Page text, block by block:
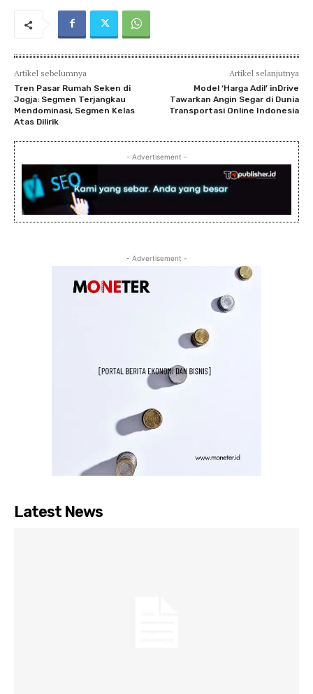
Artikel sebelumnya
Tren Pasar Rumah Seken di
Jogja: Segmen Terjangkau
Mendominasi, Segmen Kelas
Atas Dilirik
Artikel selanjutnya
Model ‘Harga Adil’ inDrive
Tawarkan Angin Segar di Dunia
Transportasi Online Indonesia
- Advertisement -
- Advertisement -
Latest News